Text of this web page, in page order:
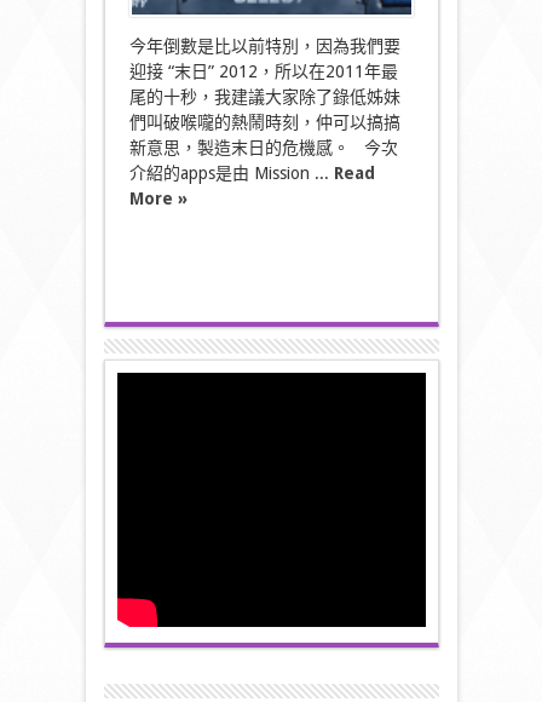
今年倒數是比以前特別，因為我們要
迎接 “末日” 2012，所以在2011年最
尾的十秒，我建議大家除了錄低姊妹
們叫破喉嚨的熱鬧時刻，仲可以搞搞
新意思，製造末日的危機感。 今次
介紹的apps是由 Mission ... Read
More »